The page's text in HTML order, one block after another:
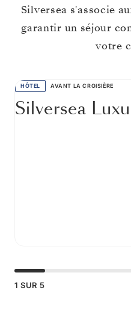
Silversea s'associe
garantir un séjour
votre
HÔTEL AVANT LA CROISIÈRE
Silversea
1 SUR 5